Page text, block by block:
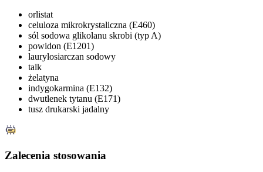
orlistat
celuloza mikrokrystaliczna (E460)
sól sodowa glikolanu skrobi (typ A)
powidon (E1201)
laurylosiarczan sodowy
talk
żelatyna
indygokarmina (E132)
dwutlenek tytanu (E171)
tusz drukarski jadalny
Zalecenia stosowania